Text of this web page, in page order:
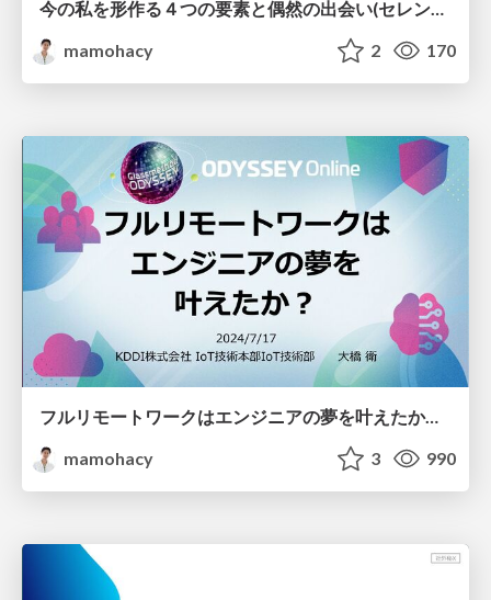
mamohacy
2 170
フルリモートワークはエンジニアの夢を叶えたか？ #cm_odyssey
mamohacy
3 990